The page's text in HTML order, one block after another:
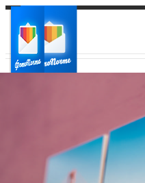
Ваш регион доставки
Выберите из списка: